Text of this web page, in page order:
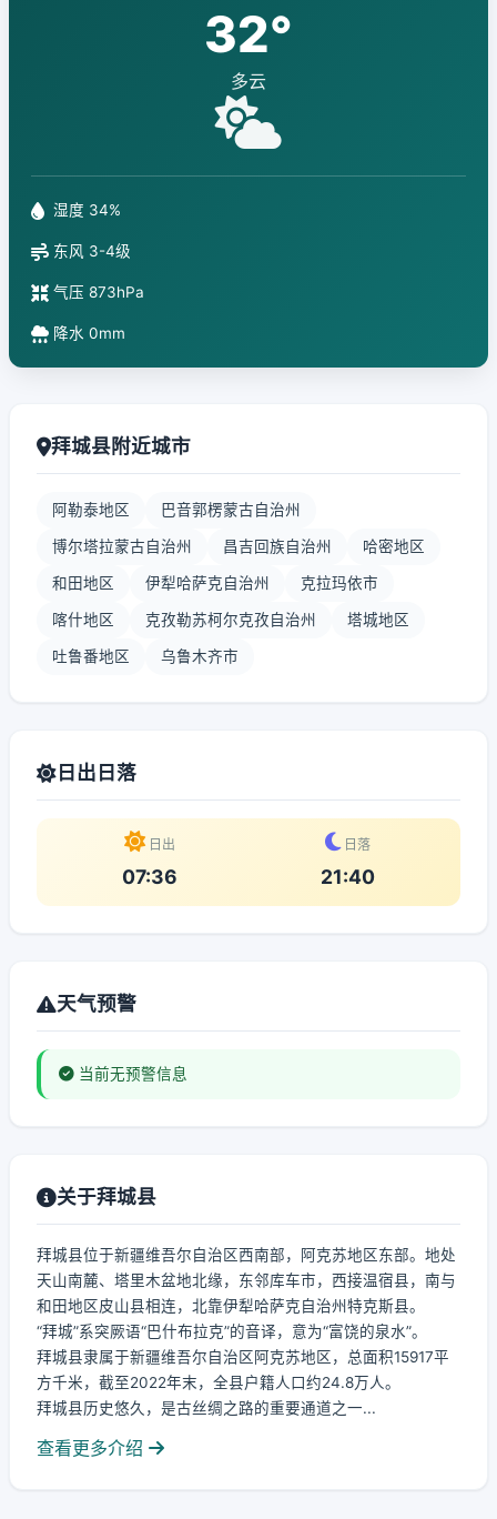
32°
多云
湿度 34%
东风 3-4级
气压 873hPa
降水 0mm
拜城县附近城市
阿勒泰地区 巴音郭楞蒙古自治州
博尔塔拉蒙古自治州 昌吉回族自治州 哈密地区
和田地区 伊犁哈萨克自治州 克拉玛依市
喀什地区 克孜勒苏柯尔克孜自治州 塔城地区
吐鲁番地区 乌鲁木齐市
日出日落
日出
07:36
日落
21:40
天气预警
当前无预警信息
关于拜城县
拜城县位于新疆维吾尔自治区西南部，阿克苏地区东部。地处
天山南麓、塔里木盆地北缘，东邻库车市，西接温宿县，南与
和田地区皮山县相连，北靠伊犁哈萨克自治州特克斯县。
“拜城”系突厥语“巴什布拉克”的音译，意为“富饶的泉水”。
拜城县隶属于新疆维吾尔自治区阿克苏地区，总面积15917平
方千米，截至2022年末，全县户籍人口约24.8万人。
拜城县历史悠久，是古丝绸之路的重要通道之一...
查看更多介绍